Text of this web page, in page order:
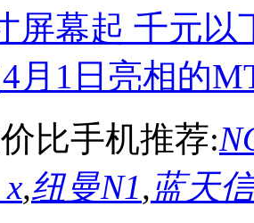
屏幕起 千元以
月1日亮相的
比手机推荐:
,纽曼N1,蓝天